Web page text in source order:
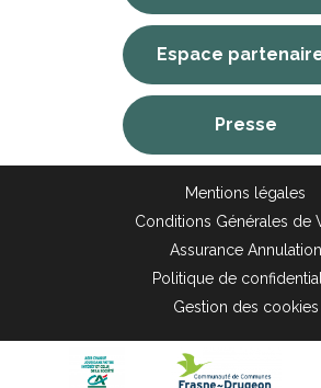
Espace
Presse
Mentions légales
Conditions Générales de
Assurance Annulation
Politique de
Gestion des cookies